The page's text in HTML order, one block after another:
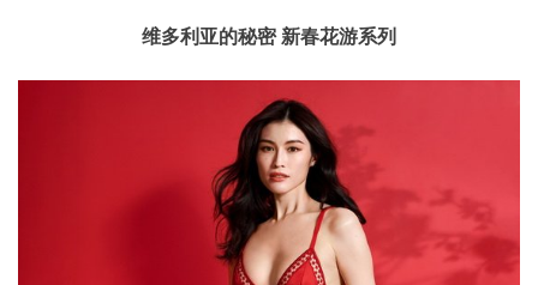
维多利亚的秘密 新春花游系列